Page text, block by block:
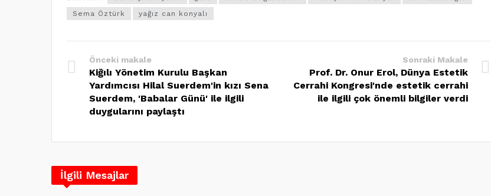
Sema Öztürk
yağız can konyalı
Önceki makale
Kiğılı Yönetim Kurulu Başkan
Yardımcısı Hilal Suerdem'in kızı Sena
Suerdem, 'Babalar Günü' ile ilgili
duygularını paylaştı
Sonraki Makale
Prof. Dr. Onur Erol, Dünya Estetik
Cerrahi Kongresi'nde estetik cerrahi
ile ilgili çok önemli bilgiler verdi
İlgili Mesajlar